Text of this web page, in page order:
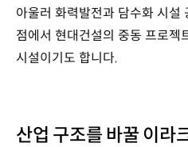
아울러 화력발전과 담수화 시설
점에서 현대건설의 중동 프로젝
시설이기도 합니다.
산업 구조를 바꿀 이라